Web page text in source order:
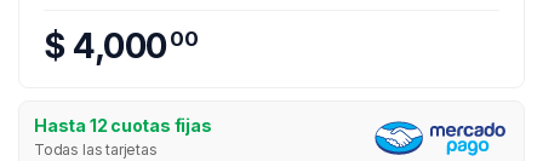
$ 4,00000
Hasta 12 cuotas fijas
Todas las tarjetas